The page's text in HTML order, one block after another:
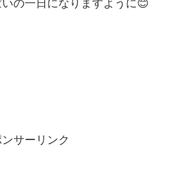
の一日になりますように😊
ンサーリンク